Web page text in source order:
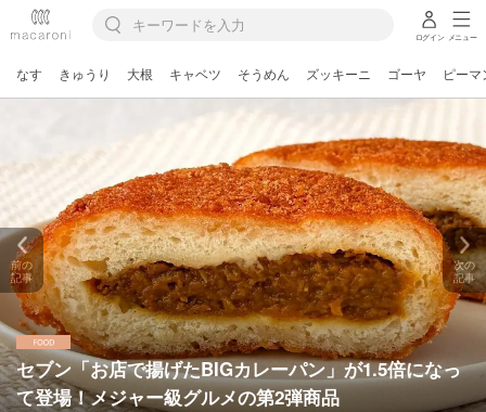
ログイン メニュー
なす きゅうり 大根 キャベツ そうめん ズッキーニ ゴーヤ ピーマ
セブン「お店で揚げたBIGカレーパン」が1.5倍になっ
て登場！メジャー級グルメの第2弾商品
前の
記事
次の
記事